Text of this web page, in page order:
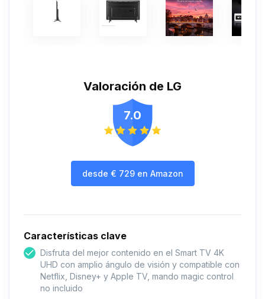
Valoración de LG
7.0
desde € 729en Amazon
Características clave
Disfruta del mejor contenido en el Smart TV 4K
UHD con amplio ángulo de visión y compatible con
Netflix, Disney+ y Apple TV, mando magic control
no incluido